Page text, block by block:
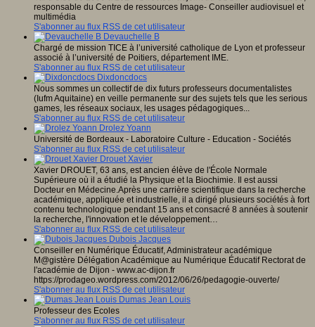
responsable du Centre de ressources Image- Conseiller audiovisuel et
multimédia
S'abonner au flux RSS de cet utilisateur
Devauchelle B
Chargé de mission TICE à l’université catholique de Lyon et professeur
associé à l’université de Poitiers, département IME.
S'abonner au flux RSS de cet utilisateur
Dixdoncdocs
Nous sommes un collectif de dix futurs professeurs documentalistes
(Iufm Aquitaine) en veille permanente sur des sujets tels que les serious
games, les réseaux sociaux, les usages pédagogiques...
S'abonner au flux RSS de cet utilisateur
Drolez Yoann
Université de Bordeaux - Laboratoire Culture - Education - Sociétés
S'abonner au flux RSS de cet utilisateur
Drouet Xavier
Xavier DROUET, 63 ans, est ancien élève de l'École Normale
Supérieure où il a étudié la Physique et la Biochimie. Il est aussi
Docteur en Médecine.Après une carrière scientifique dans la recherche
académique, appliquée et industrielle, il a dirigé plusieurs sociétés à fort
contenu technologique pendant 15 ans et consacré 8 années à soutenir
la recherche, l'innovation et le développement…
S'abonner au flux RSS de cet utilisateur
Dubois Jacques
Conseiller en Numérique Éducatif, Administrateur académique
M@gistère Délégation Académique au Numérique Éducatif Rectorat de
l'académie de Dijon - www.ac-dijon.fr
https://prodageo.wordpress.com/2012/06/26/pedagogie-ouverte/
S'abonner au flux RSS de cet utilisateur
Dumas Jean Louis
Professeur des Ecoles
S'abonner au flux RSS de cet utilisateur